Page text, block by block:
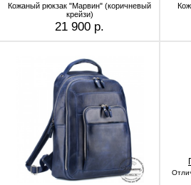
Кожаный рюкзак "Марвин" (коричневый
крейзи)
21 900 р.